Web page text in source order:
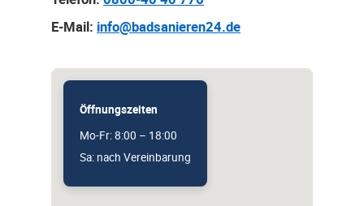
E-Mail: info@badsanieren24.de
Öffnungszeiten
Mo-Fr: 8:00 – 18:00
Sa: nach Vereinbarung